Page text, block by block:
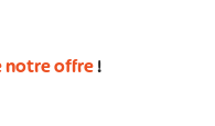
offre!